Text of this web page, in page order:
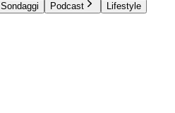
Sondaggi Podcast Lifestyle